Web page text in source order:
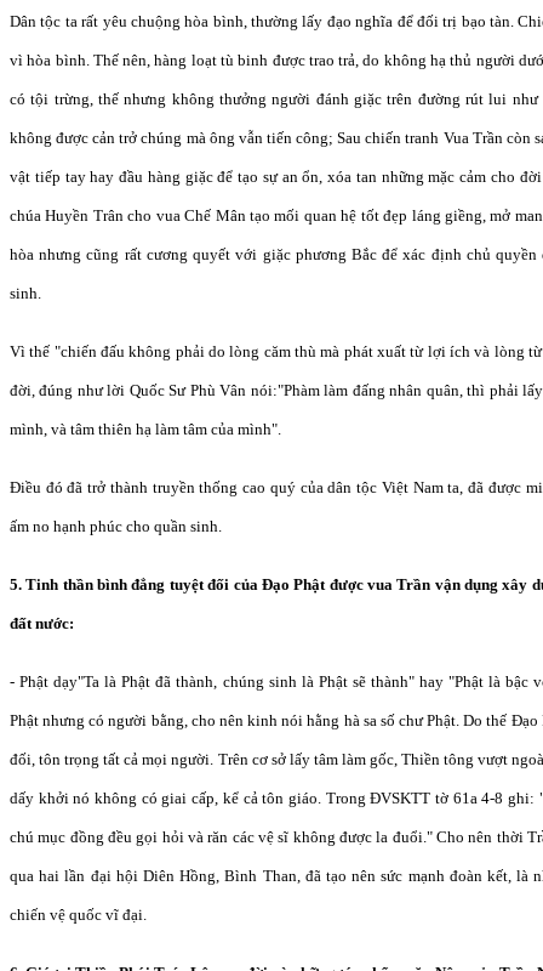
Dân tộc ta rất yêu chuộng hòa bình, thường lấy đạo nghĩa để đối trị bạo tàn.
vì hòa bình. Thế nên, hàng loạt tù binh được trao trả, do không hạ thủ người
có tội trừng, thế nhưng không thưởng người đánh giặc trên đường rút lui
không được cản trở chúng mà ông vẫn tiến công; Sau chiến tranh Vua Trần còn
vật tiếp tay hay đầu hàng giặc để tạo sự an ổn, xóa tan những mặc cảm cho
chúa Huyền Trân cho vua Chế Mân tạo mối quan hệ tốt đẹp láng giềng, mở
hòa nhưng cũng rất cương quyết với giặc phương Bắc để xác định chủ
sinh.
Vì thế "chiến đấu không phải do lòng căm thù mà phát xuất từ lợi ích và lòng
đời, đúng như lời Quốc Sư Phù Vân nói:"Phàm làm đấng nhân quân, thì phải
mình, và tâm thiên hạ làm tâm của mình".
Điều đó đã trở thành truyền thống cao quý của dân tộc Việt Nam ta, đã được
ấm no hạnh phúc cho quần sinh.
5. Tinh thần bình đẳng tuyệt đối của Đạo Phật được vua Trần vận dụng xây
đất nước:
- Phật dạy"Ta là Phật đã thành, chúng sinh là Phật sẽ thành" hay "Phật là
Phật nhưng có người bằng, cho nên kinh nói hằng hà sa số chư Phật. Do thế
đối, tôn trọng tất cả mọi người. Trên cơ sở lấy tâm làm gốc, Thiền tông vượt
dấy khởi nó không có giai cấp, kể cả tôn giáo. Trong ĐVSKTT tờ 61a 4-8 ghi:
chú mục đồng đều gọi hỏi và răn các vệ sĩ không được la đuổi." Cho nên thời
qua hai lần đại hội Diên Hồng, Bình Than, đã tạo nên sức mạnh đoàn kết, là
chiến vệ quốc vĩ đại.